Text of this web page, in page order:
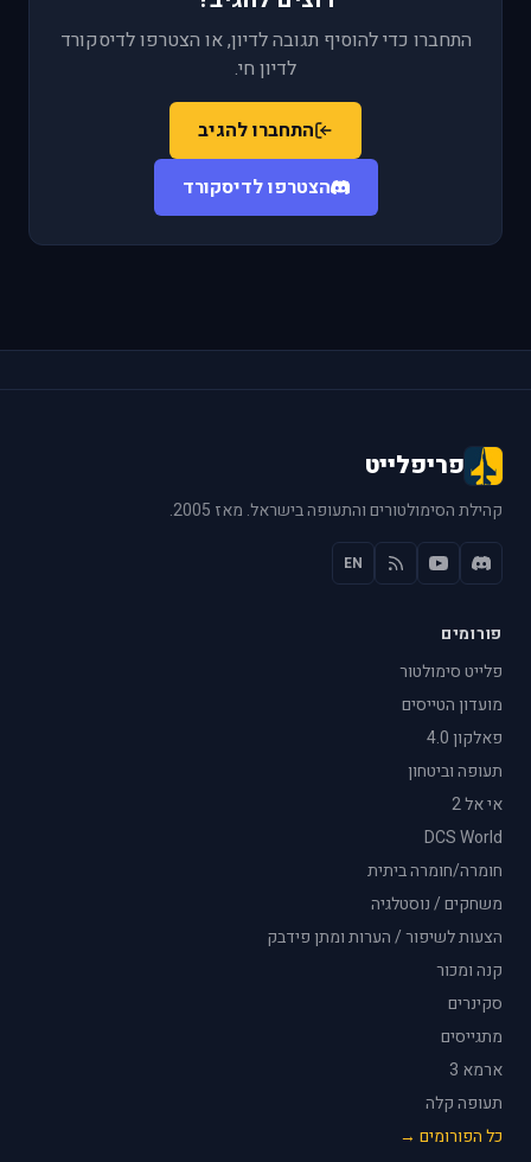
התחברו כדי להוסיף תגובה לדיון, או הצטרפו לדיסקורד
לדיון חי.
התחברו להגיב
הצטרפו לדיסקורד
פריפלייט
קהילת הסימולטורים והתעופה בישראל. מאז 2005.
EN
פורומים
פלייט סימולטור
מועדון הטייסים
פאלקון 4.0
תעופה וביטחון
אי אל 2
DCS World
חומרה/חומרה ביתית
משחקים / נוסטלגיה
הצעות לשיפור / הערות ומתן פידבק
קנה ומכור
סקינרים
מתגייסים
ארמא 3
תעופה קלה
כל הפורומים →